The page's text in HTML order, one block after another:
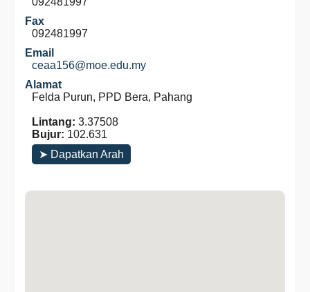
Fax
092481997
Email
ceaa156@moe.edu.my
Alamat
Felda Purun, PPD Bera, Pahang
Lintang: 3.37508
Bujur: 102.631
➤ Dapatkan Arah